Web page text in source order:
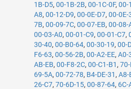
1B-D5,00-1B-2B,00-1C-0F,00-
A8,00-12-D9,00-0E-D7,00-0E-
7B,00-09-7C,00-07-EB,00-08-
00-03-A0,00-01-C9,00-01-C7,
30-40,00-B0-64,00-30-19,00-
F6-63,00-56-2B,00-A2-EE,A0-
AB-EB,00-F8-2C,00-C1-B1 ,70-
69-5A,00-72-78, B4-DE-31 ,A8-
26-C7,70-6D-15,00-87-64, 6C-